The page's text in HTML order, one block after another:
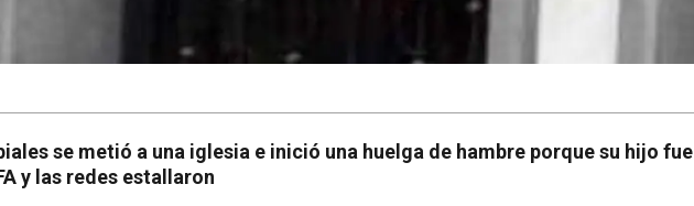
se metió a una iglesia e inició una huelga de hambre porque su hijo fue
y las redes estallaron